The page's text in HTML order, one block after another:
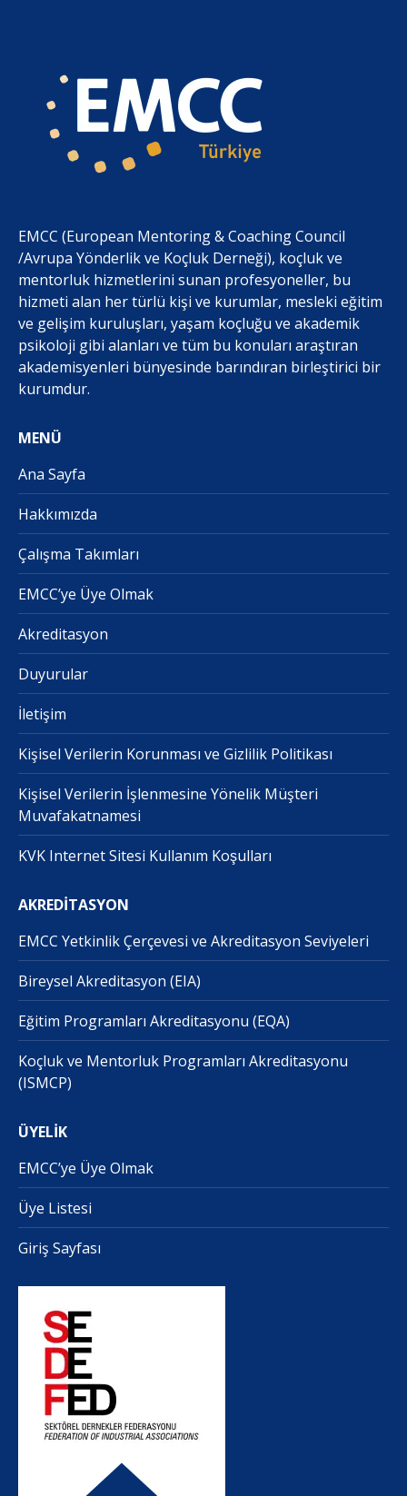
EMCC (European Mentoring & Coaching Council
/Avrupa Yönderlik ve Koçluk Derneği), koçluk ve
mentorluk hizmetlerini sunan profesyoneller, bu
hizmeti alan her türlü kişi ve kurumlar, mesleki eğitim
ve gelişim kuruluşları, yaşam koçluğu ve akademik
psikoloji gibi alanları ve tüm bu konuları araştıran
akademisyenleri bünyesinde barındıran birleştirici bir
kurumdur.
MENÜ
Ana Sayfa
Hakkımızda
Çalışma Takımları
EMCC’ye Üye Olmak
Akreditasyon
Duyurular
İletişim
Kişisel Verilerin Korunması ve Gizlilik Politikası
Kişisel Verilerin İşlenmesine Yönelik Müşteri
Muvafakatnamesi
KVK Internet Sitesi Kullanım Koşulları
AKREDİTASYON
EMCC Yetkinlik Çerçevesi ve Akreditasyon Seviyeleri
Bireysel Akreditasyon (EIA)
Eğitim Programları Akreditasyonu (EQA)
Koçluk ve Mentorluk Programları Akreditasyonu
(ISMCP)
ÜYELİK
EMCC’ye Üye Olmak
Üye Listesi
Giriş Sayfası